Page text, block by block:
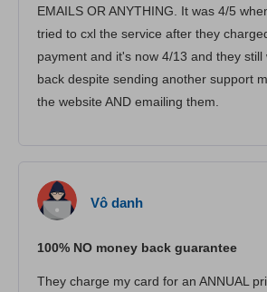
Dịch vụ khách
EMAILS OR ANYTHING. It was 4/5
tried to cxl the service after they
payment and it's now 4/13 and they still
back despite sending another support
the website AND emailing them.
Vô danh
100% NO money back guarantee
They charge my card for an ANNUAL